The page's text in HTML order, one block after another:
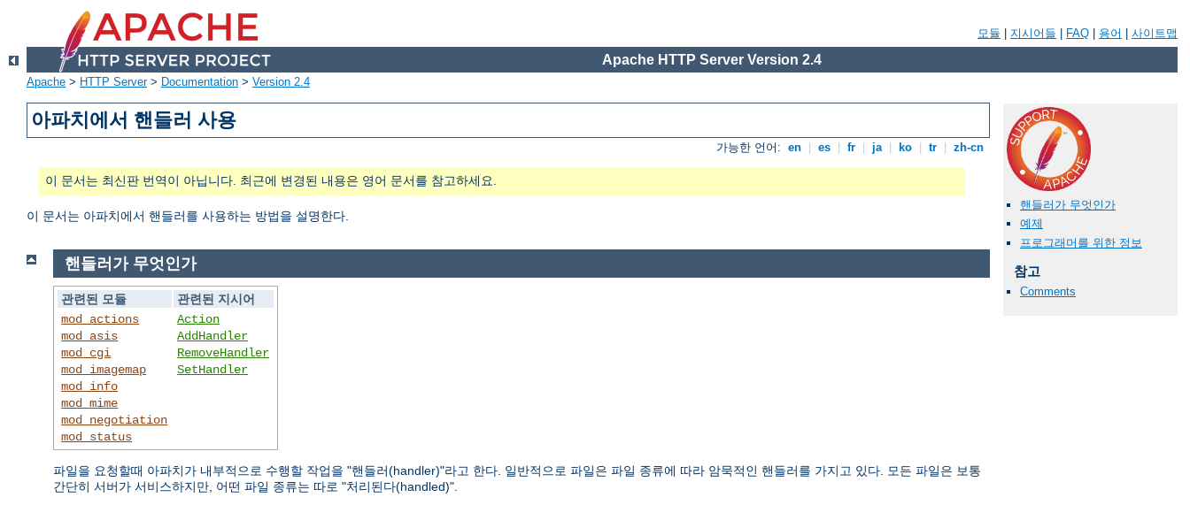
모듈 지시어들 FAQ 용어 사이트맵
Apache HTTP Server Version 2.4
Apache > HTTP Server> Documentation > Version 2.4
아파치에서 핸들러 사용
가능한 언어: en es fr ja ko tr zh-cn
이 문서는 최신판 번역이 아닙니다. 최근에 변경된 내용은 영어 문서를 참고하세요.
이 문서는 아파치에서 핸들러를 사용하는 방법을 설명한다.
핸들러가 무엇인가
예제
프로그래머를 위한 정보
참고
Comments
핸들러가 무엇인가
관련된 모듈
관련된 지시어
mod_actions
mod_asis
mod_cgi
mod_imagemap
mod_info
mod_mime
mod_negotiation
mod_status
Action
AddHandler
RemoveHandler
SetHandler
파일을 요청할때 아파치가 내부적으로 수행할 작업을 "핸들러(handler)"라고 한다. 일반적으로 파일은 파일 종류에 따라 암묵적인 핸들러를 가지고 있다. 모든 파일은 보통
간단히 서버가 서비스하지만, 어떤 파일 종류는 따로 "처리된다(handled)".